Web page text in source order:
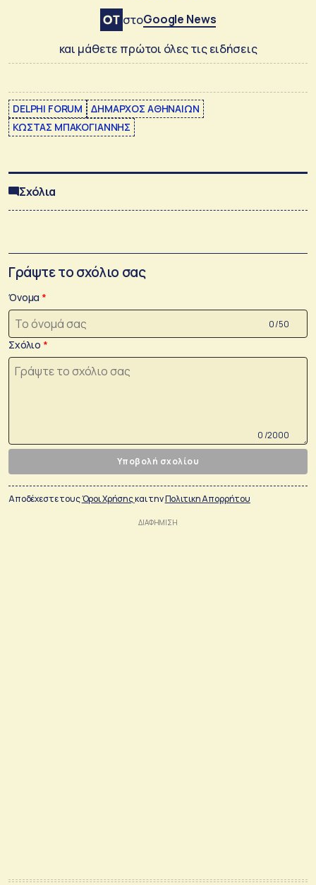
στοGoogle News
και μάθετε πρώτοι όλες τις ειδήσεις
DELPHI FORUM
ΔΗΜΑΡΧΟΣ ΑΘΗΝΑΙΩΝ
ΚΩΣΤΑΣ ΜΠΑΚΟΓΙΑΝΝΗΣ
Σχόλια
Γράψτε το σχόλιο σας
Όνομα
0 /50
Σχόλιο
0 /2000
Υποβολή σχολίου
Αποδέχεστε τουςΌροι Χρήσηςκαι τηνΠολιτικη Απορρήτου